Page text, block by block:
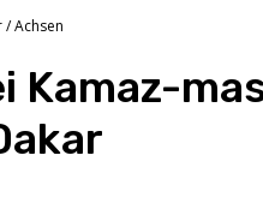
/ Achsen
Kamaz-